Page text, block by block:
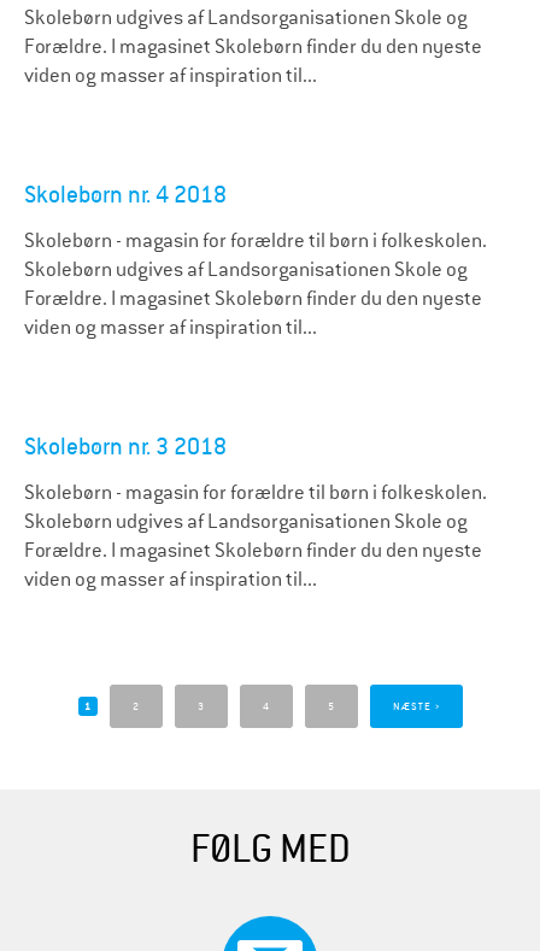
Skolebørn udgives af Landsorganisationen Skole og
Forældre. I magasinet Skolebørn finder du den nyeste
viden og masser af inspiration til...
Skolebørn nr. 4 2018
Skolebørn - magasin for forældre til børn i folkeskolen.
Skolebørn udgives af Landsorganisationen Skole og
Forældre. I magasinet Skolebørn finder du den nyeste
viden og masser af inspiration til...
Skolebørn nr. 3 2018
Skolebørn - magasin for forældre til børn i folkeskolen.
Skolebørn udgives af Landsorganisationen Skole og
Forældre. I magasinet Skolebørn finder du den nyeste
viden og masser af inspiration til...
1 2 3 4 5 NÆSTE ›
FØLG MED